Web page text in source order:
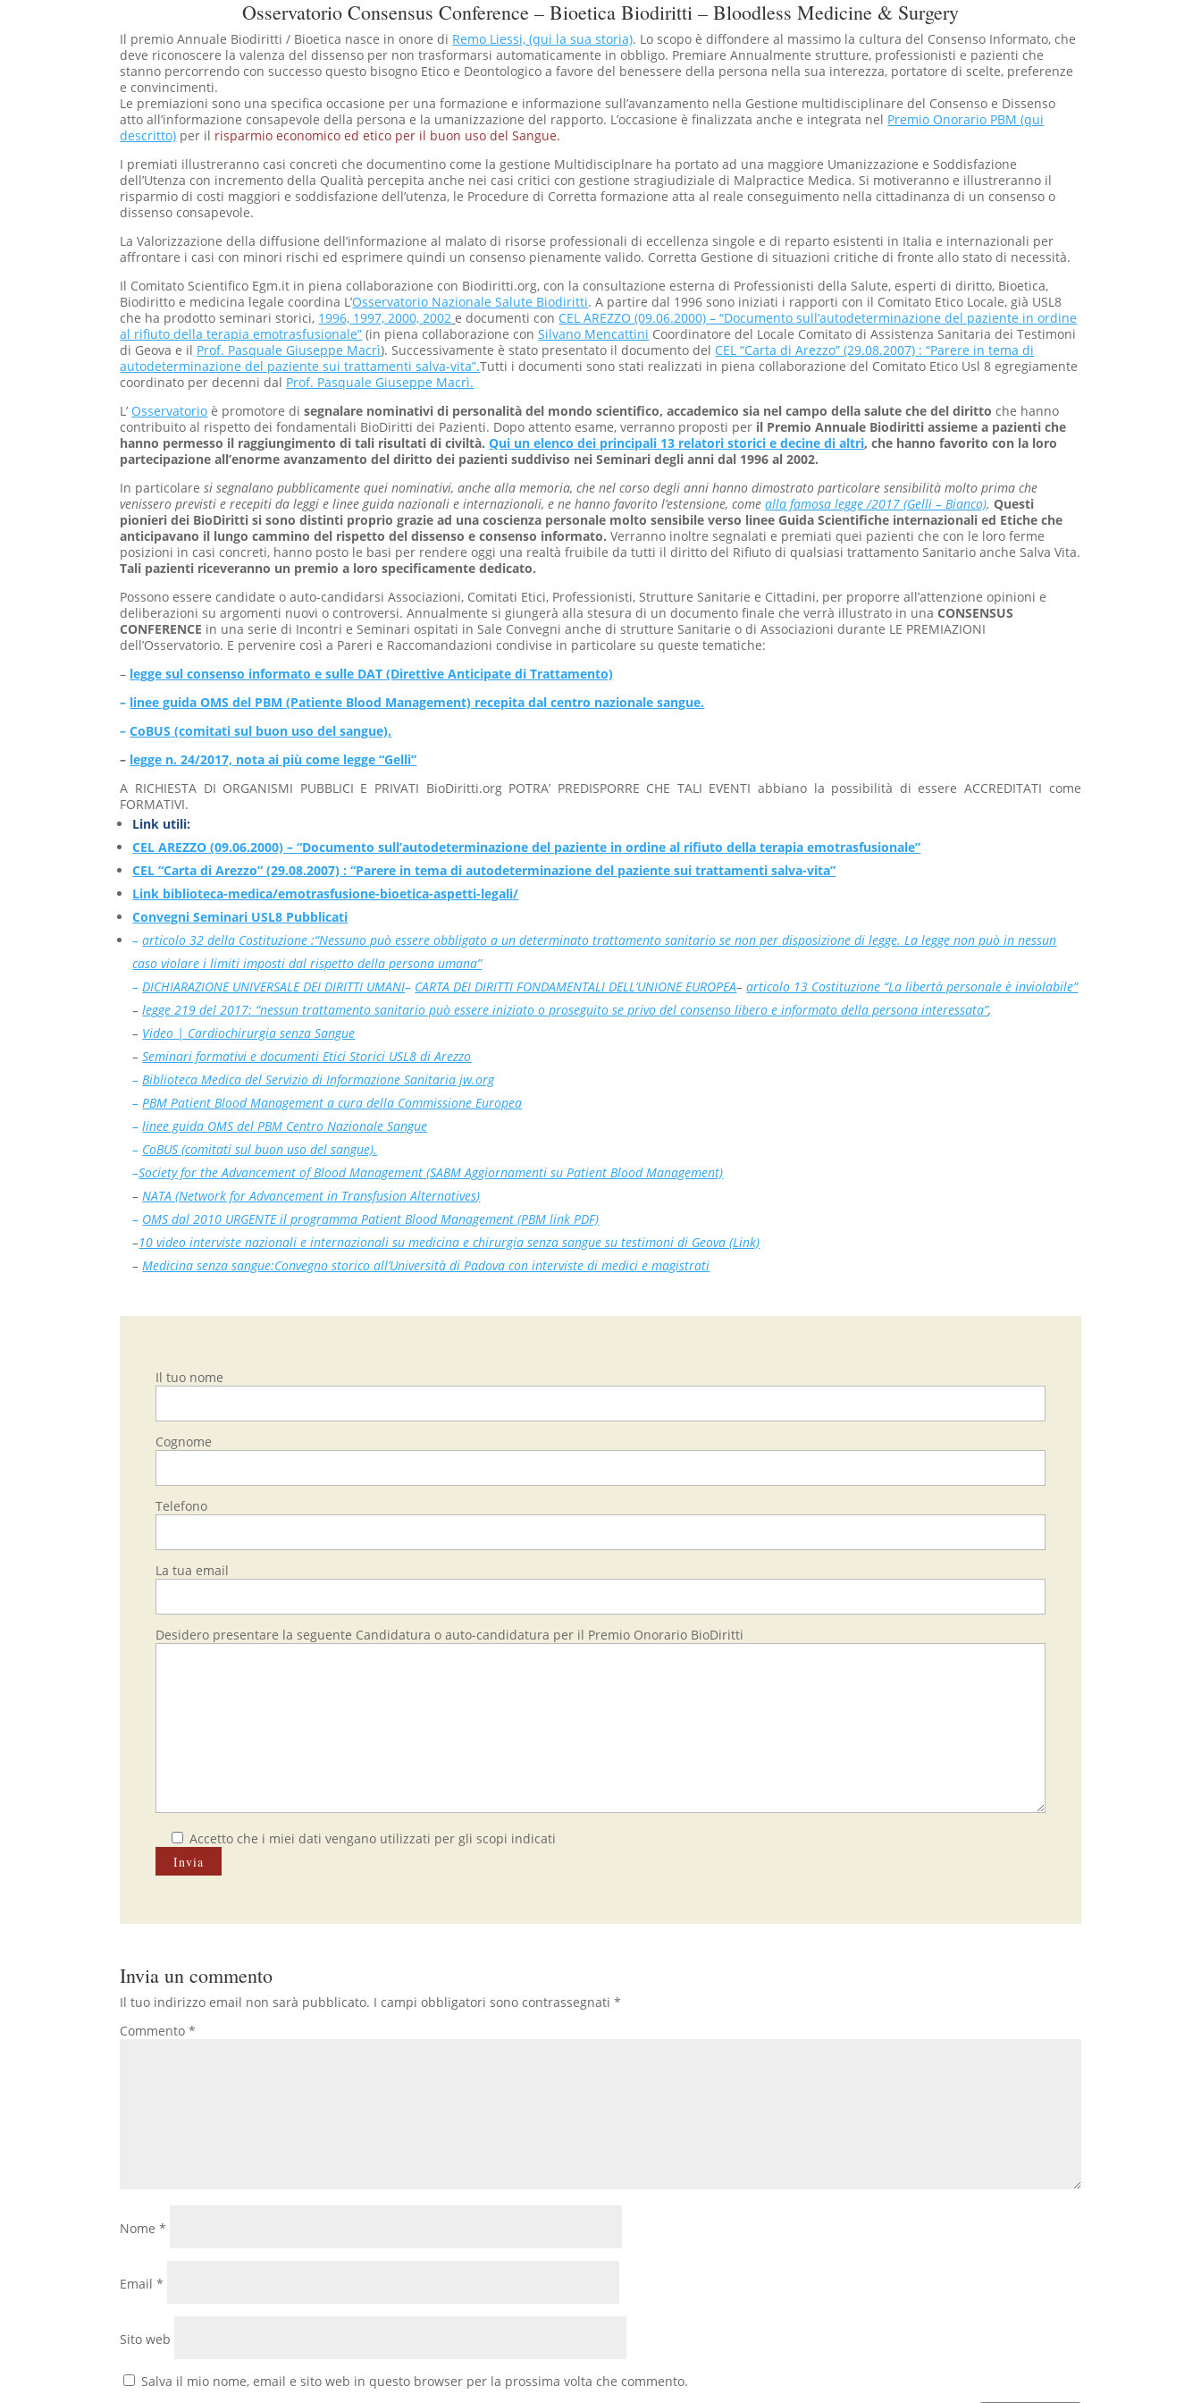
Osservatorio Consensus Conference – Bioetica Biodiritti – Bloodless Medicine & Surgery
Il premio Annuale Biodiritti / Bioetica nasce in onore di Remo Liessi, (qui la sua storia). Lo scopo è diffondere al massimo la cultura del Consenso Informato, che
deve riconoscere la valenza del dissenso per non trasformarsi automaticamente in obbligo. Premiare Annualmente strutture, professionisti e pazienti che
stanno percorrendo con successo questo bisogno Etico e Deontologico a favore del benessere della persona nella sua interezza, portatore di scelte, preferenze
e convincimenti.
Le premiazioni sono una specifica occasione per una formazione e informazione sull’avanzamento nella Gestione multidisciplinare del Consenso e Dissenso
atto all’informazione consapevole della persona e la umanizzazione del rapporto. L’occasione è finalizzata anche e integrata nel Premio Onorario PBM (qui
descritto) per il risparmio economico ed etico per il buon uso del Sangue.
I premiati illustreranno casi concreti che documentino come la gestione Multidisciplnare ha portato ad una maggiore Umanizzazione e Soddisfazione
dell’Utenza con incremento della Qualità percepita anche nei casi critici con gestione stragiudiziale di Malpractice Medica. Si motiveranno e illustreranno il
risparmio di costi maggiori e soddisfazione dell’utenza, le Procedure di Corretta formazione atta al reale conseguimento nella cittadinanza di un consenso o
dissenso consapevole.
La Valorizzazione della diffusione dell’informazione al malato di risorse professionali di eccellenza singole e di reparto esistenti in Italia e internazionali per
affrontare i casi con minori rischi ed esprimere quindi un consenso pienamente valido. Corretta Gestione di situazioni critiche di fronte allo stato di necessità.
Il Comitato Scientifico Egm.it in piena collaborazione con Biodiritti.org, con la consultazione esterna di Professionisti della Salute, esperti di diritto, Bioetica,
Biodiritto e medicina legale coordina L’Osservatorio Nazionale Salute Biodiritti. A partire dal 1996 sono iniziati i rapporti con il Comitato Etico Locale, già USL8
che ha prodotto seminari storici, 1996, 1997, 2000, 2002 e documenti con CEL AREZZO (09.06.2000) – “Documento sull’autodeterminazione del paziente in ordine
al rifiuto della terapia emotrasfusionale” (in piena collaborazione conSilvano Mencattini Coordinatore del Locale Comitato di Assistenza Sanitaria dei Testimoni
di Geova e il Prof. Pasquale Giuseppe Macrì). Successivamente è stato presentato il documento del CEL “Carta di Arezzo” (29.08.2007) : “Parere in tema di
autodeterminazione del paziente sui trattamenti salva-vita”.Tutti i documenti sono stati realizzati in piena collaborazione del Comitato Etico Usl 8 egregiamente
coordinato per decenni dal Prof. Pasquale Giuseppe Macrì.
L’ Osservatorio è promotore disegnalare nominativi di personalità del mondo scientifico, accademico sia nel campo della salute che del diritto che hanno
contribuito al rispetto dei fondamentali BioDiritti dei Pazienti. Dopo attento esame, verranno proposti per il Premio Annuale Biodiritti assieme a pazienti che
hanno permesso il raggiungimento di tali risultati di civiltà.Qui un elenco dei principali 13 relatori storici e decine di altri, che hanno favorito con la loro
partecipazione all’enorme avanzamento del diritto dei pazienti suddiviso nei Seminari degli anni dal 1996 al 2002.
In particolare si segnalano pubblicamente quei nominativi, anche alla memoria, che nel corso degli anni hanno dimostrato particolare sensibilità molto prima che
venissero previsti e recepiti da leggi e linee guida nazionali e internazionali, e ne hanno favorito l’estensione, comealla famosa legge /2017 (Gelli – Bianco).Questi
pionieri dei BioDiritti si sono distinti proprio grazie ad una coscienza personale molto sensibile verso linee Guida Scientifiche internazionali ed Etiche che
anticipavano il lungo cammino del rispetto del dissenso e consenso informato. Verranno inoltre segnalati e premiati quei pazienti che con le loro ferme
posizioni in casi concreti, hanno posto le basi per rendere oggi una realtà fruibile da tutti il diritto del Rifiuto di qualsiasi trattamento Sanitario anche Salva Vita.
Tali pazienti riceveranno un premio a loro specificamente dedicato.
Possono essere candidate o auto-candidarsi Associazioni, Comitati Etici, Professionisti, Strutture Sanitarie e Cittadini, per proporre all’attenzione opinioni e
deliberazioni su argomenti nuovi o controversi. Annualmente si giungerà alla stesura di un documento finale che verrà illustrato in unaCONSENSUS
CONFERENCE in una serie di Incontri e Seminari ospitati in Sale Convegni anche di strutture Sanitarie o di Associazioni durante LE PREMIAZIONI
dell’Osservatorio. E pervenire così a Pareri e Raccomandazioni condivise in particolare su queste tematiche:
– legge sul consenso informato e sulle DAT (Direttive Anticipate di Trattamento)
– linee guida OMS del PBM (Patiente Blood Management) recepita dal centro nazionale sangue.
–CoBUS (comitati sul buon uso del sangue).
– legge n. 24/2017, nota ai più come legge “Gelli”
A RICHIESTA DI ORGANISMI PUBBLICI E PRIVATI BioDiritti.org POTRA’ PREDISPORRE CHE TALI EVENTI abbiano la possibilità di essere ACCREDITATI come
FORMATIVI.
Link utili:
CEL AREZZO (09.06.2000) – “Documento sull’autodeterminazione del paziente in ordine al rifiuto della terapia emotrasfusionale”
CEL “Carta di Arezzo” (29.08.2007) : “Parere in tema di autodeterminazione del paziente sui trattamenti salva-vita”
Link biblioteca-medica/emotrasfusione-bioetica-aspetti-legali/
Convegni Seminari USL8 Pubblicati
–articolo 32 della Costituzione :“Nessuno può essere obbligato a un determinato trattamento sanitario se non per disposizione di legge. La legge non può in nessun
caso violare i limiti imposti dal rispetto della persona umana”
–DICHIARAZIONE UNIVERSALE DEI DIRITTI UMANI– CARTA DEI DIRITTI FONDAMENTALI DELL’UNIONE EUROPEA–articolo 13 Costituzione “La libertà personale è inviolabile”
–legge 219 del 2017: “nessun trattamento sanitario può essere iniziato o proseguito se privo del consenso libero e informato della persona interessata”,
– Video | Cardiochirurgia senza Sangue
–Seminari formativi e documenti Etici Storici USL8 di Arezzo
–Biblioteca Medica del Servizio di Informazione Sanitaria jw.org
–PBM Patient Blood Management a cura della Commissione Europea
–linee guida OMS del PBM Centro Nazionale Sangue
– CoBUS (comitati sul buon uso del sangue).
–Society for the Advancement of Blood Management (SABM Aggiornamenti su Patient Blood Management)
–NATA (Network for Advancement in Transfusion Alternatives)
– OMS dal 2010 URGENTE il programma Patient Blood Management (PBM link PDF)
–10 video interviste nazionali e internazionali su medicina e chirurgia senza sangue su testimoni di Geova (Link)
–Medicina senza sangue:Convegno storico all’Università di Padova con interviste di medici e magistrati
Il tuo nome
Cognome
Telefono
La tua email
Desidero presentare la seguente Candidatura o auto-candidatura per il Premio Onorario BioDiritti
Accetto che i miei dati vengano utilizzati per gli scopi indicati
Invia un commento
Il tuo indirizzo email non sarà pubblicato. I campi obbligatori sono contrassegnati*
Commento*
Nome*
Email*
Sito web
Salva il mio nome, email e sito web in questo browser per la prossima volta che commento.